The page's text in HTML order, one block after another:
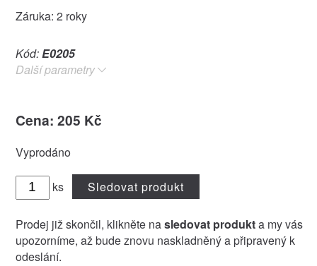
Záruka: 2 roky
Kód:E0205
Další parametry
Cena: 205 Kč
Vyprodáno
ks Sledovat produkt
Prodej již skončil, klikněte nasledovat produkta my vás
upozorníme, až bude znovu naskladněný a připravený k
odeslání.